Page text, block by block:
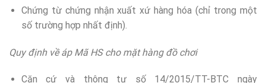
Chứng từ chứng nhận xuất xứ hàng hóa (chỉ trong một
số trường hợp nhất định).
Quy định về áp Mã HS cho mặt hàng đồ chơi
Căn cứ và thông tư số 14/2015/TT-BTC ngày